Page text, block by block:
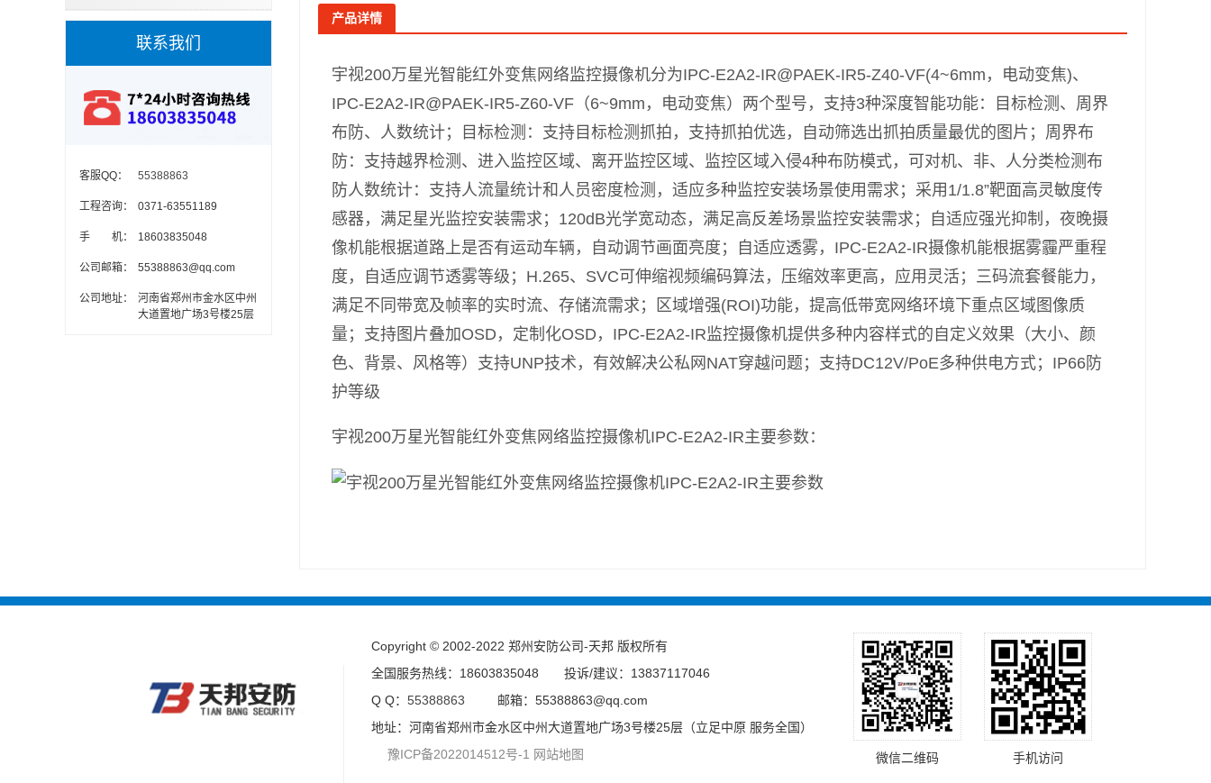
产品详情
宇视200万星光智能红外变焦网络监控摄像机分为IPC-E2A2-IR@PAEK-IR5-Z40-VF(4~6mm，电动变焦)、
IPC-E2A2-IR@PAEK-IR5-Z60-VF（6~9mm，电动变焦）两个型号，支持3种深度智能功能：目标检测、周界
布防、人数统计；目标检测：支持目标检测抓拍，支持抓拍优选，自动筛选出抓拍质量最优的图片；周界布
防：支持越界检测、进入监控区域、离开监控区域、监控区域入侵4种布防模式，可对机、非、人分类检测布
防人数统计：支持人流量统计和人员密度检测，适应多种监控安装场景使用需求；采用1/1.8”靶面高灵敏度传
感器，满足星光监控安装需求；120dB光学宽动态，满足高反差场景监控安装需求；自适应强光抑制，夜晚摄
像机能根据道路上是否有运动车辆，自动调节画面亮度；自适应透雾， IPC-E2A2-IR摄像机能根据雾霾严重程
度，自适应调节透雾等级；H.265、SVC可伸缩视频编码算法，压缩效率更高，应用灵活；三码流套餐能力，
满足不同带宽及帧率的实时流、存储流需求；区域增强(ROI)功能，提高低带宽网络环境下重点区域图像质
量；支持图片叠加OSD，定制化OSD， IPC-E2A2-IR监控摄像机提供多种内容样式的自定义效果（大小、颜
色、背景、风格等）支持UNP技术，有效解决公私网NAT穿越问题；支持DC12V/PoE多种供电方式；IP66防
护等级
宇视200万星光智能红外变焦网络监控摄像机IPC-E2A2-IR主要参数：
联系我们
客服QQ： 55388863
工程咨询： 0371-63551189
手 机： 18603835048
公司邮箱： 55388863@qq.com
公司地址：
河南省郑州市金水区中州
大道置地广场3号楼25层
Copyright © 2002-2022 郑州安防公司-天邦 版权所有
全国服务热线：18603835048 投诉/建议：13837117046
Q Q： 55388863 邮箱：55388863@qq.com
地址：河南省郑州市金水区中州大道置地广场3号楼25层（立足中原 服务全国）
豫ICP备2022014512号-1 网站地图 微信二维码 手机访问